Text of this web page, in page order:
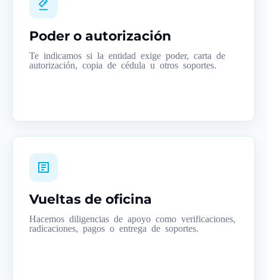
Poder o autorización
Te indicamos si la entidad exige poder, carta de
autorización, copia de cédula u otros soportes.
Vueltas de oficina
Hacemos diligencias de apoyo como verificaciones,
radicaciones, pagos o entrega de soportes.